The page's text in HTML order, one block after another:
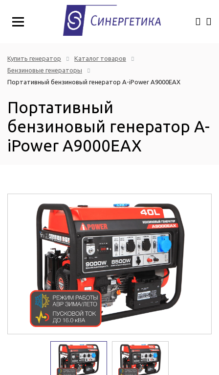
Купить генератор
Каталог товаров
Бензиновые генераторы
Портативный бензиновый генератор A-iPower A9000EAX
Портативный
бензиновый генератор A-
iPower A9000EAX